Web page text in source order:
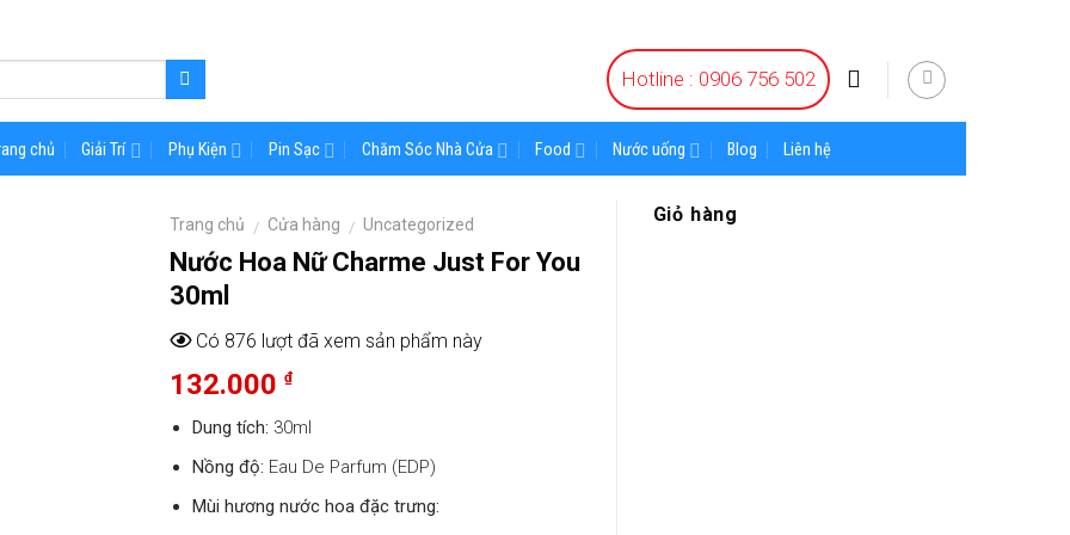
Hotline : 0906 756 502
chủ Giải Trí Phụ Kiện Pin Sạc Chăm Sóc Nhà Cửa Food Nước uống Blog Liên hệ
Trang chủ / Cửa hàng / Uncategorized
Nước Hoa Nữ Charme Just For You
30ml
Có 876 lượt đã xem sản phẩm này
132.000 ₫
Dung tích: 30ml
Nồng độ: Eau De Parfum (EDP)
Mùi hương nước hoa đặc trưng:
Giỏ hàng